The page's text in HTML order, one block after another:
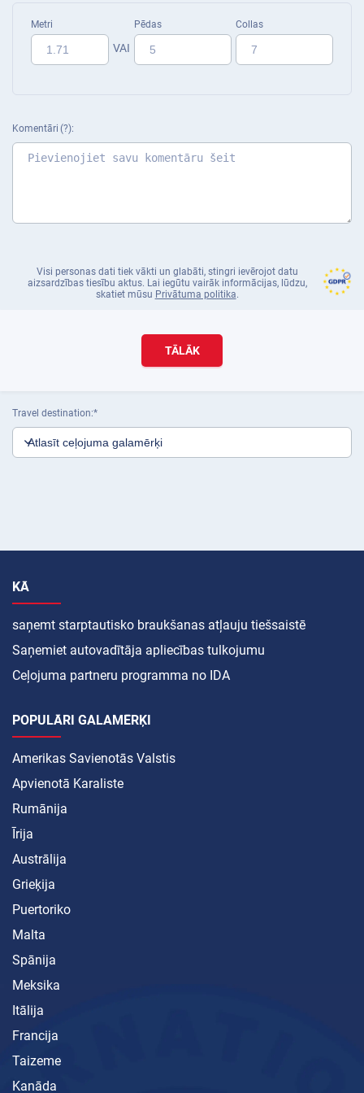
Metri
VAI
Pēdas Collas
Komentāri
Visi personas dati tiek vākti un glabāti, stingri ievērojot datu
aizsardzības tiesību aktus. Lai iegūtu vairāk informācijas, lūdzu,
skatiet mūsu Privātuma politika.
TĀLĀK
Travel destination
KĀ
saņemt starptautisko braukšanas atļauju tiešsaistē
Saņemiet autovadītāja apliecības tulkojumu
Ceļojuma partneru programma no IDA
POPULĀRI GALAMĒRĶI
Amerikas Savienotās Valstis
Apvienotā Karaliste
Rumānija
Īrija
Austrālija
Grieķija
Puertoriko
Malta
Spānija
Meksika
Itālija
Francija
Taizeme
Kanāda